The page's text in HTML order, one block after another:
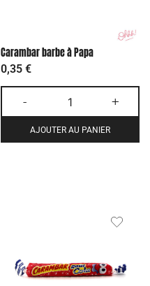
Carambar barbe à Papa
0,35 €
- +
AJOUTER AU PANIER